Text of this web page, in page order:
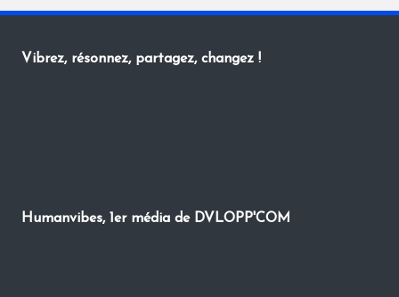
Vibrez, résonnez, partagez, changez !
Humanvibes, 1er média de DVLOPP'COM